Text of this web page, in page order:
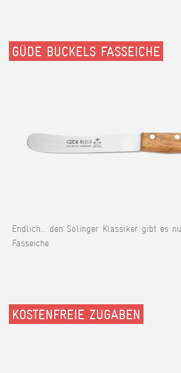
GÜDE BUCKELS FASSEICHE
Endlich... den Solinger Klassiker gibt es
Fasseiche.
KOSTENFREIE ZUGABEN